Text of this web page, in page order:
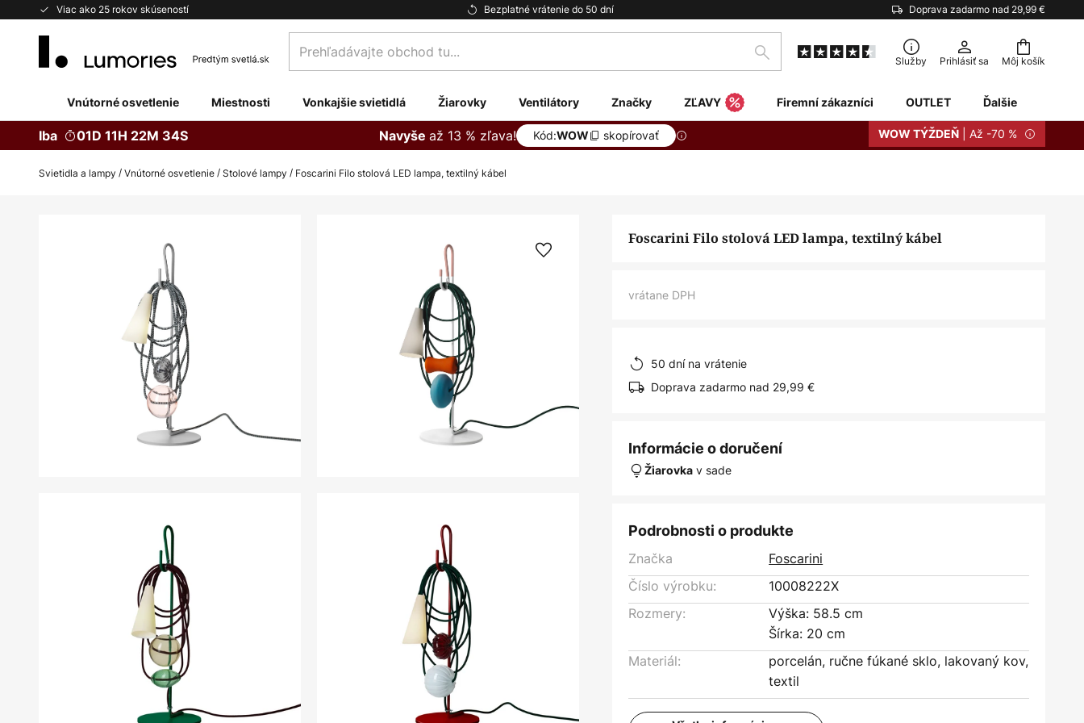
Viac ako 25 rokov skúseností Bezplatné vrátenie do 50 dní Doprava zadarmo nad 29,99 €
Skip
Môj košík
Prehľadávajte
obchod
Hľadať Služby Prihlásiť sa
Vnútorné osvetlenie Miestnosti Vonkajšie svietidlá Žiarovky Ventilátory Značky ZĽAVY Firemní zákazníci OUTLET Ďalšie
Iba 01D 11H 22M 33S Navyše až 13 % zľava! Kód:WOW skopírovať WOW TÝŽDEŇ | Až -70 %
Svietidla a lampy Vnútorné osvetlenie Stolové lampy Foscarini Filo stolová LED lampa, textilný kábel
Foscarini Filo stolová LED lampa, textilný kábel
vrátane DPH
50 dní na vrátenie
Doprava zadarmo nad 29,99 €
Informácie o doručení
Žiarovka v sade
Podrobnosti o produkte
Značka
Foscarini
Číslo výrobku:
10008222X
Rozmery:
Výška: 58.5 cm
Šírka: 20 cm
Materiál:
porcelán, ručne fúkané sklo, lakovaný kov,
textil